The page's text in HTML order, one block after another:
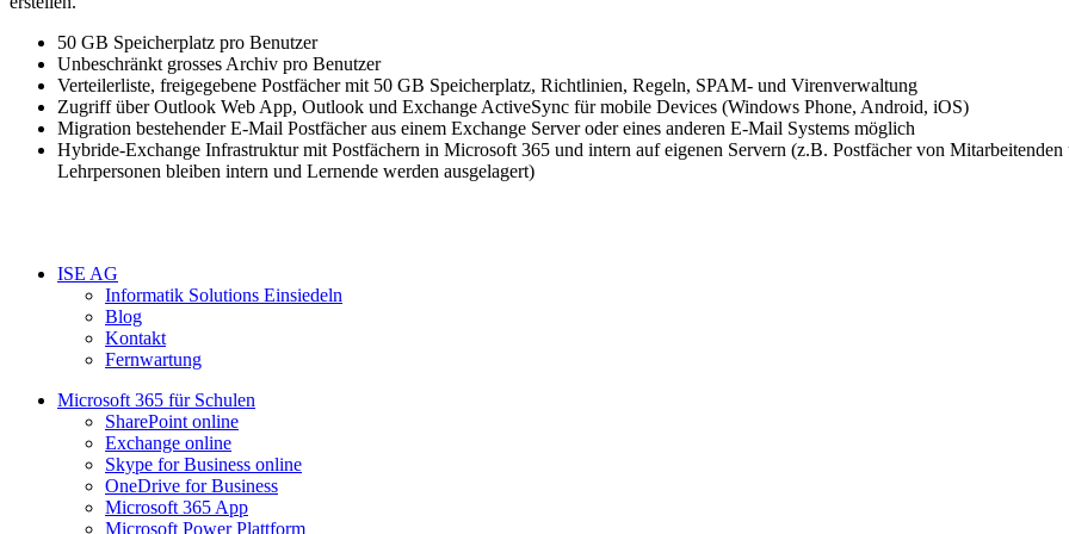
50 GB Speicherplatz pro Benutzer
Unbeschränkt grosses Archiv pro Benutzer
Verteilerliste, freigegebene Postfächer mit 50 GB Speicherplatz, Richtlinien, Regeln, SPAM- und Virenverwaltung
Zugriff über Outlook Web App, Outlook und Exchange ActiveSync für mobile Devices (Windows Phone, Android, iOS)
Migration bestehender E-Mail Postfächer aus einem Exchange Server oder eines anderen E-Mail Systems möglich
Hybride-Exchange Infrastruktur mit Postfächern in Microsoft 365 und intern auf eigenen Servern (z.B. Postfächer von Mitarbeitenden
Lehrpersonen bleiben intern und Lernende werden ausgelagert)
ISE AG
Informatik Solutions Einsiedeln
Blog
Kontakt
Fernwartung
Microsoft 365 für Schulen​
SharePoint online
Exchange online
Skype for Business online
OneDrive for Business
Microsoft 365 App
Microsoft Power Plattform